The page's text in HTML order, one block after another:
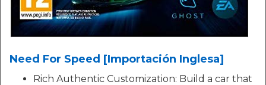
Need For Speed [Importación Inglesa]
Rich Authentic Customization: Build a car that